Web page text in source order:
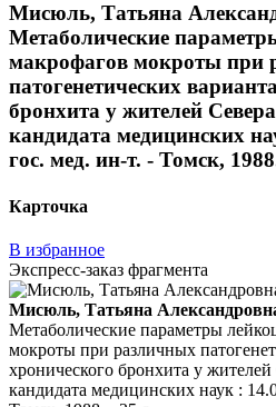
Мисюль, Татьяна
Метаболические
макрофагов мокроты при
патогенетических
бронхита у жителей
кандидата медицинских
гос. мед. ин-т. - Томск,
Карточка
В избранное
Экспресс-заказ фрагмента
Мисюль, Татьяна
Метаболические параметры
мокроты при различных
хронического бронхита у
кандидата медицинских наук :